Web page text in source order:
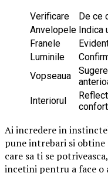
Verificare
De ce
Anvelopele Indica
Franele
Luminile
Vopseaua
Interiorul
Ai incredere in
pune intrebari si obtine
care sa ti se
incetini pentru a face o